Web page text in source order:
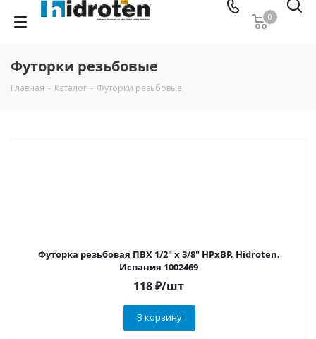
0
Футорки резьбовые
Главная - Каталог - Футорки резьбовые
Футорка резьбовая ПВХ 1/2" х 3/8" НРхВР, Hidroten,
Испания 1002469
118₽/шт
В корзину